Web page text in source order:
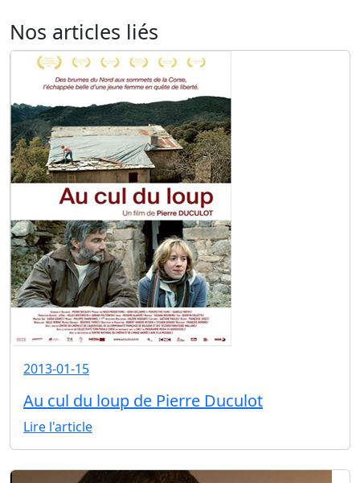
Nos articles liés
2013-01-15
Au cul du loup de Pierre Duculot
Lire l'article